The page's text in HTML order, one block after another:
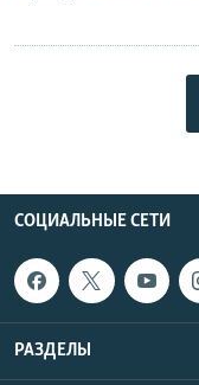
СОЦИАЛЬНЫЕ СЕТИ
РАЗДЕЛЫ